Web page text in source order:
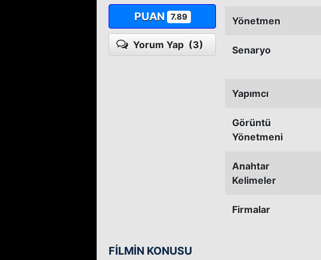
PUAN 7.89
Yorum Yap (3)
Yönetmen
Senaryo
Yapımcı
Görüntü
Yönetmeni
Anahtar
Kelimeler
Firmalar
FİLMİN KONUSU